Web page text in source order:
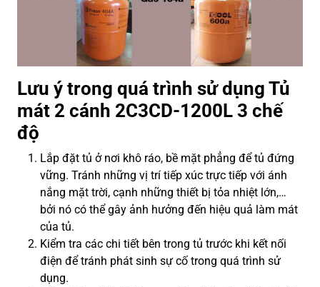
Lưu ý trong quá trình sử dụng Tủ
mát 2 cánh 2C3CD-1200L 3 chế
độ
Lắp đặt tủ ở nơi khô ráo, bề mặt phẳng để tủ đứng
vững. Tránh những vị trí tiếp xúc trực tiếp với ánh
nắng mặt trời, cạnh những thiết bị tỏa nhiệt lớn,…
bởi nó có thể gây ảnh hưởng đến hiệu quả làm mát
của tủ.
Kiểm tra các chi tiết bên trong tủ trước khi kết nối
điện để tránh phát sinh sự cố trong quá trình sử
dụng.